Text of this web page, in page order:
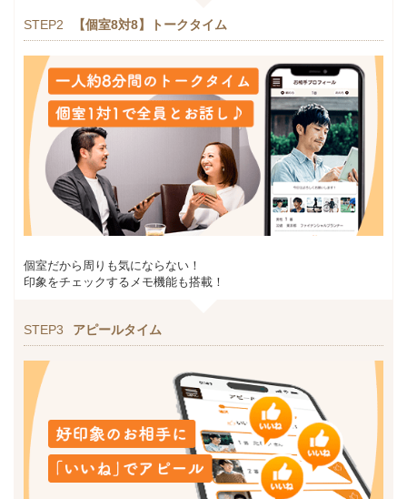
STEP2 【個室8対8】トークタイム
個室だから周りも気にならない！
印象をチェックするメモ機能も搭載！
STEP3 アピールタイム